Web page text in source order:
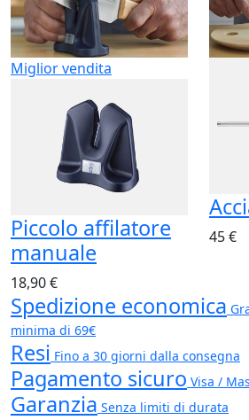
Miglior vendita
Piccolo affilatore
manuale
18,90 €
45 €
Spedizione economica
minima di 69€
Resi Fino a 30 giorni dalla consegna
Pagamento sicuro Visa /
Garanzia Senza limiti di durata